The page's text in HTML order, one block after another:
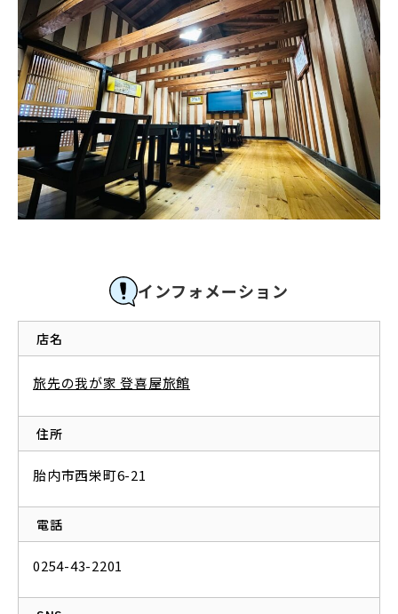
インフォメーション
店名
旅先の我が家 登喜屋旅館
住所
胎内市西栄町6-21
電話
0254-43-2201